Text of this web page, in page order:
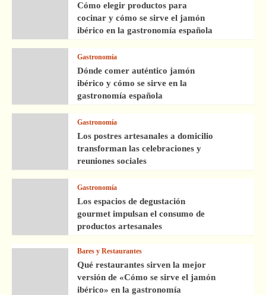
Cómo elegir productos para
cocinar y cómo se sirve el jamón
ibérico en la gastronomía española
Gastronomía
Dónde comer auténtico jamón
ibérico y cómo se sirve en la
gastronomía española
Gastronomía
Los postres artesanales a domicilio
transforman las celebraciones y
reuniones sociales
Gastronomía
Los espacios de degustación
gourmet impulsan el consumo de
productos artesanales
Bares y Restaurantes
Qué restaurantes sirven la mejor
versión de «Cómo se sirve el jamón
ibérico» en la gastronomía